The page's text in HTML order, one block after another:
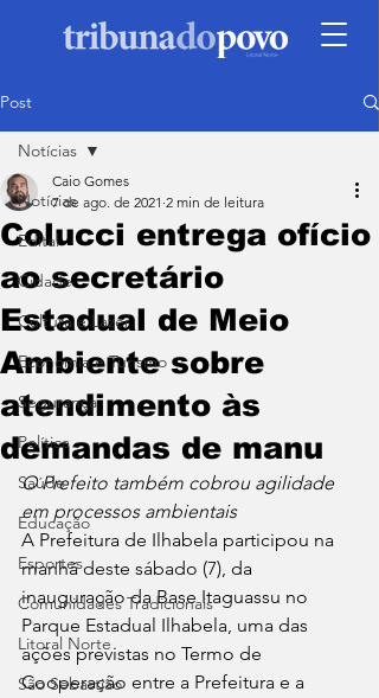
Post
Notícias
Edital
Cidade
Cultura e Lazer
Economia e Turismo
Segurança
Política
Saúde
Educação
Esportes
Comunidades Tradicionais
Litoral Norte
São Sebastião
Notícias
Colucci entrega ofício
ao secretário
Estadual de Meio
Ambiente sobre
atendimento às
demandas de manu
Caio Gomes
7 de ago. de 2021 2 min de leitura
O Prefeito também cobrou agilidade
em processos ambientais
A Prefeitura de Ilhabela participou na
manhã deste sábado (7), da
inauguração da Base Itaguassu no
Parque Estadual Ilhabela, uma das
ações previstas no Termo de
Cooperação entre a Prefeitura e a